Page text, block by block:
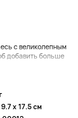
с великолепным
добавить больше
x 17.5 см